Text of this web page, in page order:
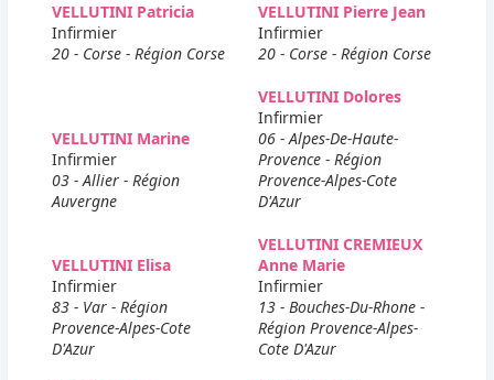
VELLUTINI Patricia
Infirmier
20 - Corse - Région Corse
VELLUTINI Pierre Jean
Infirmier
20 - Corse - Région Corse
VELLUTINI Marine
Infirmier
03 - Allier - Région
Auvergne
VELLUTINI Dolores
Infirmier
06 - Alpes-De-Haute-
Provence - Région
Provence-Alpes-Cote
D'Azur
VELLUTINI Elisa
Infirmier
83 - Var - Région
Provence-Alpes-Cote
D'Azur
VELLUTINI CREMIEUX
Anne Marie
Infirmier
13 - Bouches-Du-Rhone -
Région Provence-Alpes-
Cote D'Azur